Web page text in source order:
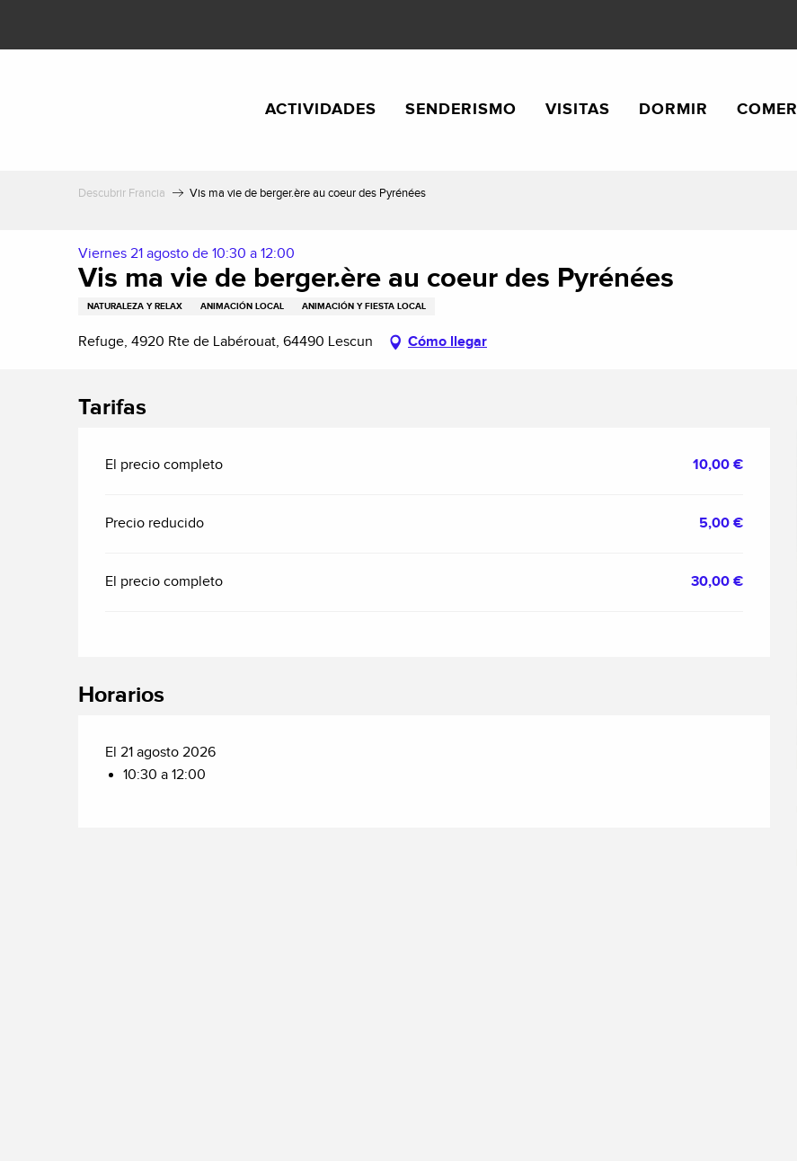
contenu
ACTIVIDADES SENDERISMO VISITAS DORMIR COMER
Descubrir Francia Vis ma vie de berger.ère au coeur des Pyrénées
Viernes 21 agosto de 10:30 a 12:00
Vis ma vie de berger.ère au coeur des Pyrénées
NATURALEZA Y RELAX ANIMACIÓN LOCAL ANIMACIÓN Y FIESTA LOCAL
Refuge, 4920 Rte de Labérouat, 64490 Lescun Cómo llegar
Tarifas
El precio completo 10,00 €
Precio reducido 5,00 €
El precio completo 30,00 €
Horarios
El 21 agosto 2026
10:30 a 12:00